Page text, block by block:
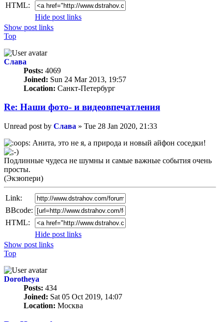
HTML:
Hide post links
Show post links
Top
Слава
Posts: 4069
Joined: Sun 24 Mar 2013, 19:57
Location: Санкт-Петербург
Re: Наши фото- и видеовпечатления
Unread post by Слава » Tue 28 Jan 2020, 21:33
Анита, это не я, а природа и новый айфон соседки!
Подлинные чудеса не шумны и самые важные события очень
просты.
(Экзюпери)
Link:
BBcode:
HTML:
Hide post links
Show post links
Top
Dorotheya
Posts: 434
Joined: Sat 05 Oct 2019, 14:07
Location: Москва